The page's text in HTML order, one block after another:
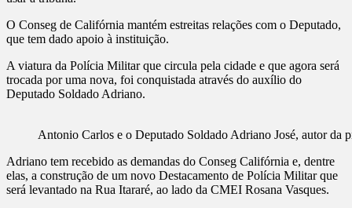
O Conseg de Califórnia mantém estreitas relações com o Deputado,
que tem dado apoio à instituição.
A viatura da Polícia Militar que circula pela cidade e que agora será
trocada por uma nova, foi conquistada através do auxílio do
Deputado Soldado Adriano.
Antonio Carlos e o Deputado Soldado Adriano José, autor da
Adriano tem recebido as demandas do Conseg Califórnia e, dentre
elas, a construção de um novo Destacamento de Polícia Militar que
será levantado na Rua Itararé, ao lado da CMEI Rosana Vasques.